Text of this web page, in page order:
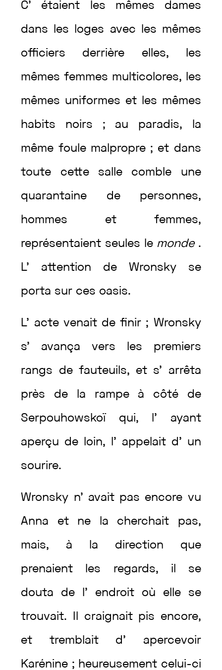
C’ étaient les mêmes dames
dans les loges avec les mêmes
officiers derrière elles, les
mêmesfemmes multicolores, les
mêmes uniformes et les mêmes
habits noirs ; au paradis, la
même foule malpropre ; et dans
toute cette salle comble une
quarantaine de personnes,
hommes et femmes,
représentaient seules le monde .
L’ attention de Wronsky se
porta sur ces oasis.
L’ acte venait definir ; Wronsky
s’ avançavers les premiers
rangs de fauteuils, et s’ arrêta
près de la rampe à côté de
Serpouhowskoï qui, l’ ayant
aperçu de loin, l’ appelait d’ un
sourire.
Wronsky n’ avait pas encore vu
Anna et ne la cherchait pas,
mais, à la direction que
prenaient les regards, il se
douta de l’ endroit où elle se
trouvait. craignait pis encore,
et tremblait d’ apercevoir
Karénine ; heureusement celui-ci